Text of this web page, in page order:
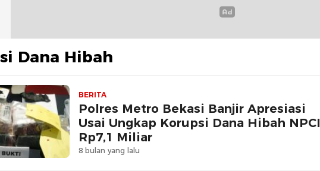
Dana Hibah
BERITA
Polres Metro Bekasi Banjir Apresiasi
Usai Ungkap Korupsi Dana Hibah NPCI
Rp7,1 Miliar
8 bulan yang lalu